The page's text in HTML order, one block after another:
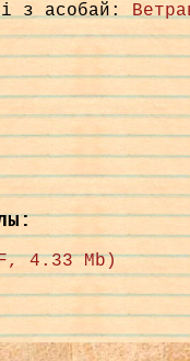
з асобай:
4.33 Mb)